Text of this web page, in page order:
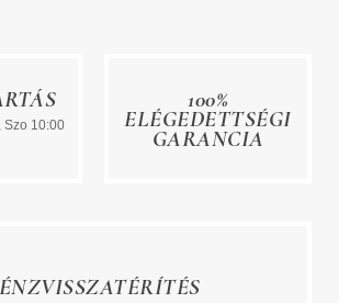
Szo 10:00
100%
ELÉGEDETTSÉGI
GARANCIA